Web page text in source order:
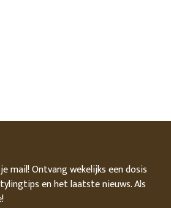
mail! Ontvang wekelijks een dosis
en het laatste nieuws. Als